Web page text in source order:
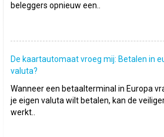
beleggers opnieuw een..
De kaartautomaat vroeg mij: Betalen in
valuta?
Wanneer een betaalterminal in Europa
je eigen valuta wilt betalen, kan de
werkt..